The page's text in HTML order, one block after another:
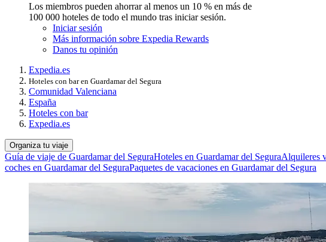
Los miembros pueden ahorrar al menos un 10 % en más de
100 000 hoteles de todo el mundo tras iniciar sesión.
Iniciar sesión
Más información sobre Expedia Rewards
Danos tu opinión
Expedia.es
Hoteles con bar en Guardamar del Segura
Comunidad Valenciana
España
Hoteles con bar
Expedia.es
Organiza tu viaje
Guía de viaje de Guardamar del SeguraHoteles en Guardamar del SeguraAlquileres
coches en Guardamar del SeguraPaquetes de vacaciones en Guardamar del Segura